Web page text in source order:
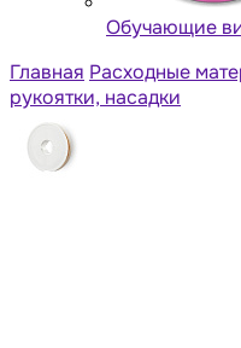
Обучающие
Главная Расходные
рукоятки, насадки